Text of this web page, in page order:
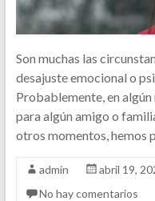
Son muchas las
desajuste emocional o
Probablemente, en
para algún amigo o
otros momentos, hemos
admin abril 19,
No hay comentarios